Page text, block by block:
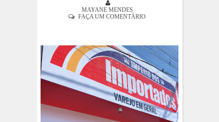
MAYANE MENDES
FAÇA UM COMENTÁRIO